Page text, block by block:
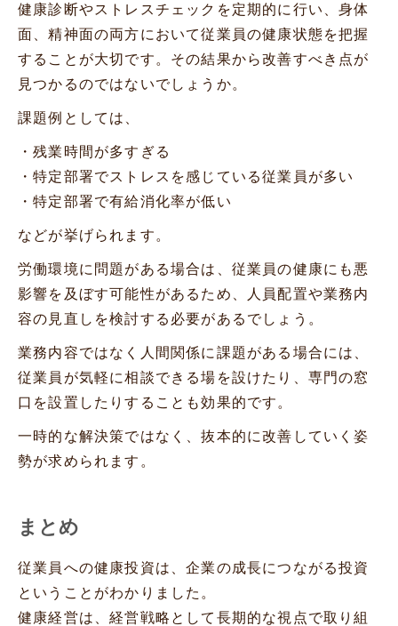
健康診断やストレスチェックを定期的に行い、身体
面、精神面の両方において従業員の健康状態を把握
することが大切です。その結果から改善すべき点が
見つかるのではないでしょうか。
課題例としては、
・残業時間が多すぎる
・特定部署でストレスを感じている従業員が多い
・特定部署で有給消化率が低い
などが挙げられます。
労働環境に問題がある場合は、従業員の健康にも悪
影響を及ぼす可能性があるため、人員配置や業務内
容の見直しを検討する必要があるでしょう。
業務内容ではなく人間関係に課題がある場合には、
従業員が気軽に相談できる場を設けたり、専門の窓
口を設置したりすることも効果的です。
一時的な解決策ではなく、抜本的に改善していく姿
勢が求められます。
まとめ
従業員への健康投資は、企業の成長につながる投資
ということがわかりました。
健康経営は、経営戦略として長期的な視点で取り組